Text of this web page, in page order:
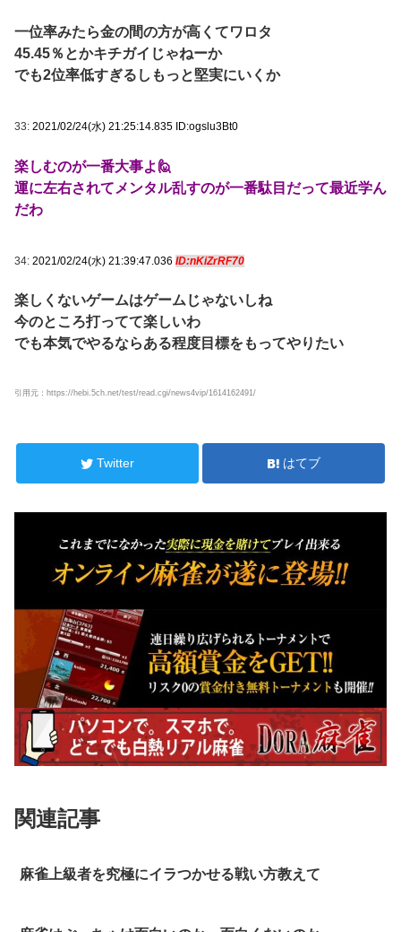
一位率みたら金の間の方が高くてワロタ
45.45％とかキチガイじゃねーか
でも2位率低すぎるしもっと堅実にいくか
33: 2021/02/24(水) 21:25:14.835 ID:ogslu3Bt0
楽しむのが一番大事よ🙋
運に左右されてメンタル乱すのが一番駄目だって最近学ん
だわ
34: 2021/02/24(水) 21:39:47.036 ID:nKiZrRF70
楽しくないゲームはゲームじゃないしね
今のところ打ってて楽しいわ
でも本気でやるならある程度目標をもってやりたい
引用元：https://hebi.5ch.net/test/read.cgi/news4vip/1614162491/
Twitter はてブ
関連記事
麻雀上級者を究極にイラつかせる戦い方教えて